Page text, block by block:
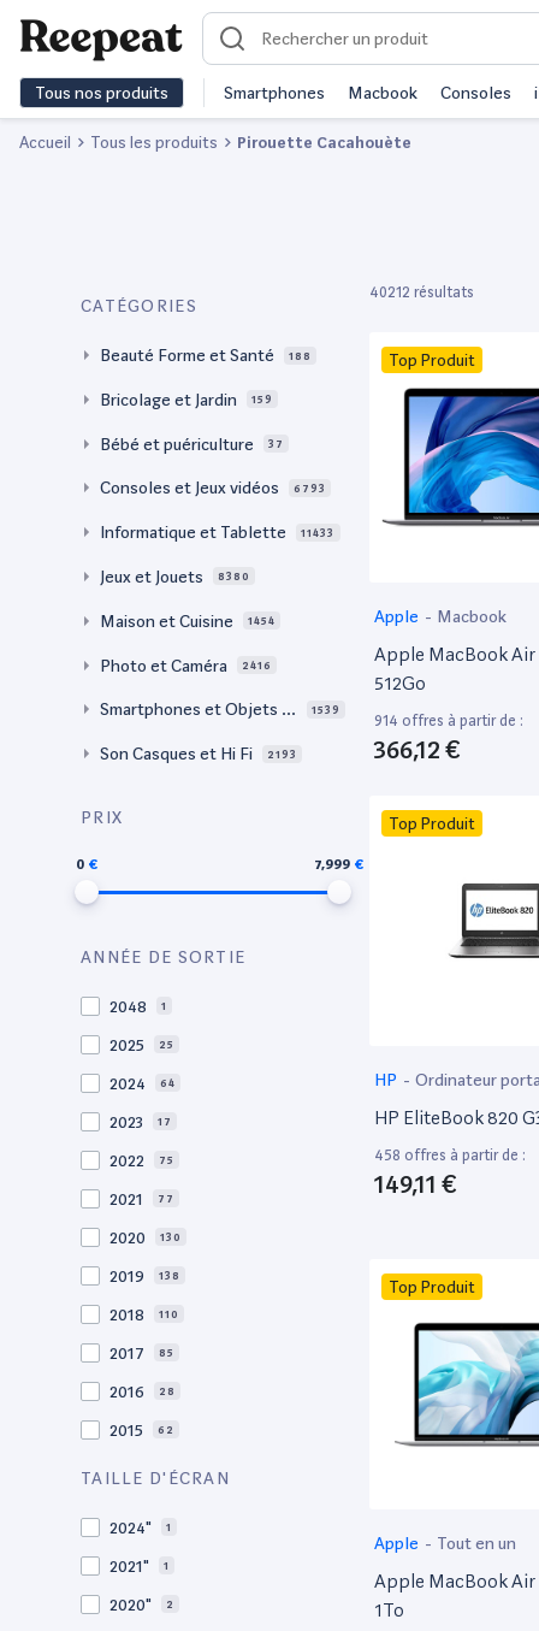
Tous nos produits Smartphones Macbook Consoles
Accueil Tous les produits Pirouette Cacahouète
CATÉGORIES
Beauté Forme et Santé 188
Bricolage et Jardin 159
Bébé et puériculture 37
Consoles et Jeux vidéos 6793
Informatique et Tablette 11433
Jeux et Jouets 8380
Maison et Cuisine 1454
Photo et Caméra 2416
Smartphones et Objets c
1539
Son Casques et Hi Fi 2193
PRIX
0 7,999
ANNÉE DE SORTIE
2048 1
2025 25
2024 64
2023 17
2022 75
2021 77
2020 130
2019 138
2018 110
2017 85
2016 28
2015 62
2014 36
TAILLE D'ÉCRAN
2024" 1
2021" 1
2020" 2
40212 résultats
Top Produit
Apple - Macbook
Apple MacBook Air
512Go
914 offres à partir de :
366,12 €
Top Produit
HP - Ordinateur
HP EliteBook 820
458 offres à partir de :
149,11 €
Top Produit
Apple - Tout en un
Apple MacBook Air
1To